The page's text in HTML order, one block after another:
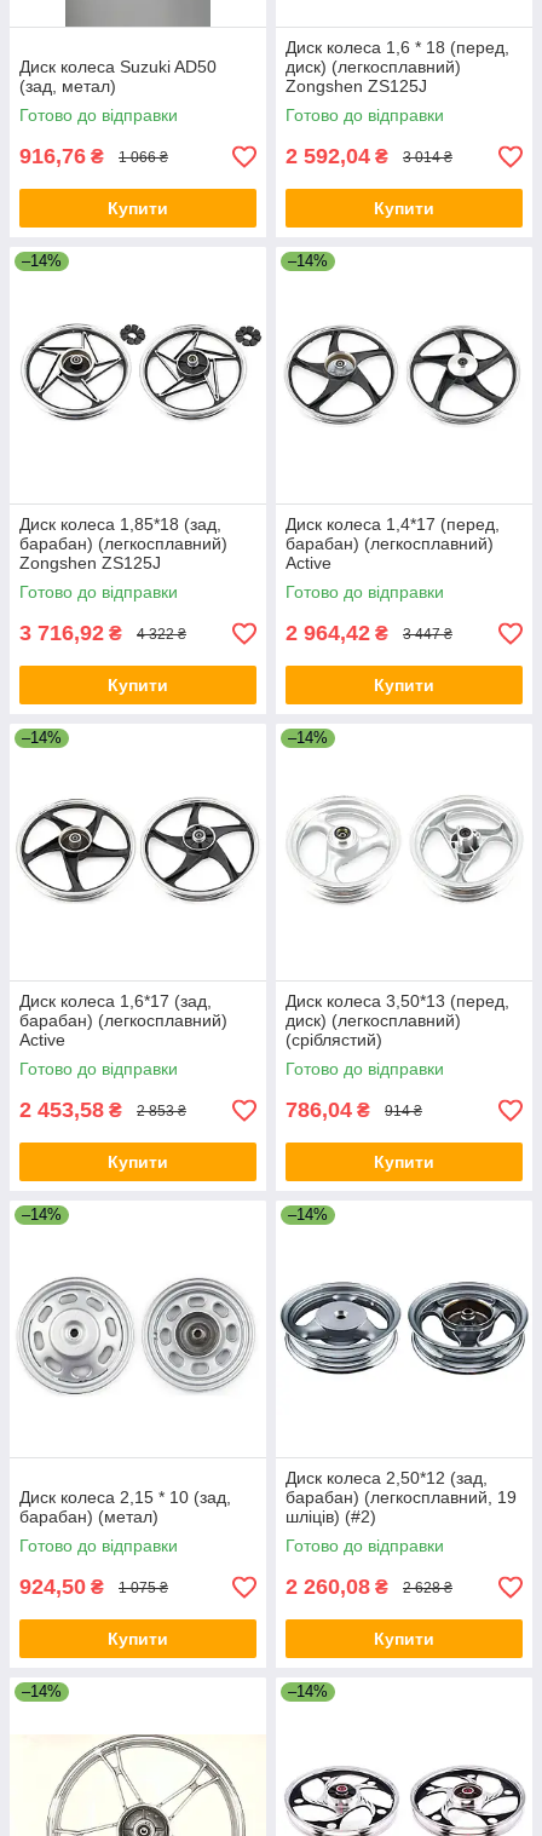
Диск колеса Suzuki AD50
(зад, метал)
Готово до відправки
916,76 ₴ 1 066 ₴
Купити
Диск колеса 1,6 * 18 (перед,
диск) (легкосплавний)
Zongshen ZS125J
Готово до відправки
2 592,04 ₴ 3 014 ₴
Купити
–14%
Диск колеса 1,85*18 (зад,
барабан) (легкосплавний)
Zongshen ZS125J
Готово до відправки
3 716,92 ₴ 4 322 ₴
Купити
–14%
Диск колеса 1,4*17 (перед,
барабан) (легкосплавний)
Active
Готово до відправки
2 964,42 ₴ 3 447 ₴
Купити
–14%
Диск колеса 1,6*17 (зад,
барабан) (легкосплавний)
Active
Готово до відправки
2 453,58 ₴ 2 853 ₴
Купити
–14%
Диск колеса 3,50*13 (перед,
диск) (легкосплавний)
(сріблястий)
Готово до відправки
786,04 ₴ 914 ₴
Купити
–14%
Диск колеса 2,15 * 10 (зад,
барабан) (метал)
Готово до відправки
924,50 ₴ 1 075 ₴
Купити
–14%
Диск колеса 2,50*12 (зад,
барабан) (легкосплавний, 19
шліців) (#2)
Готово до відправки
2 260,08 ₴ 2 628 ₴
Купити
–14% –14%